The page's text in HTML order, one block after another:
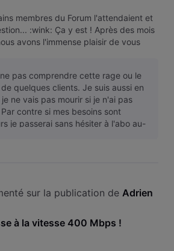
membres du Forum l'attendaient et
:wink: Ça y est ! Après des mois
avons l'immense plaisir de vous
pas comprendre cette rage ou le
quelques clients. Je suis aussi en
ne vais pas mourir si je n'ai pas
contre si mes besoins sont
je passerai sans hésiter à l'abo au-
sur la publication de Adrien
à la vitesse 400 Mbps !